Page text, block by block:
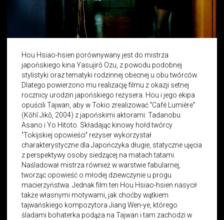
Hou Hsiao-hsien porównywany jest do mistrza
japońskiego kina Yasujirō Ozu, z powodu podobnej
stylistyki oraz tematyki rodzinnej obecnej u obu twórców.
Dlatego powierzono mu realizację filmu z okazji setnej
rocznicy urodzin japońskiego reżysera. Hou i jego ekipa
opuścili Tajwan, aby w Tokio zrealizować "Café Lumière"
(Kōhī Jikō, 2004) z japońskimi aktorami: Tadanobu
Asano i Yo Hitoto. Składając kinowy hołd twórcy
"Tokijskiej opowieści" reżyser wykorzystał
charakterystyczne dla Japończyka długie, statyczne ujęcia
z perspektywy osoby siedzącej na matach tatami.
Naśladował mistrza również w warstwie fabularnej,
tworząc opowieść o młodej dziewczynie u progu
macierzyństwa. Jednak film ten Hou Hsiao-hsien nasycił
także własnymi motywami, jak choćby wątkiem
tajwańskiego kompozytora Jiang Wen-ye, którego
śladami bohaterka podąża na Tajwan i tam zachodzi w